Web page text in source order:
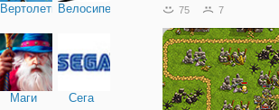
ВертолетыВелосипед
Маги Сега
75 7